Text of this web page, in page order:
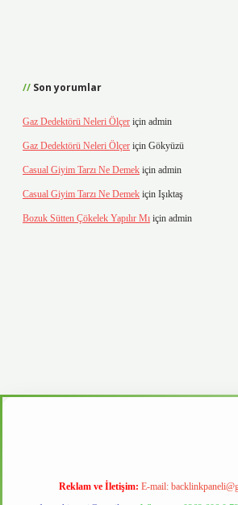
Son yorumlar
Gaz Dedektörü Neleri Ölçer için admin
Gaz Dedektörü Neleri Ölçer için Gökyüzü
Casual Giyim Tarzı Ne Demek için admin
Casual Giyim Tarzı Ne Demek için Işıktaş
Bozuk Sütten Çökelek Yapılır Mı için admin
Reklam ve İletişim: E-mail: